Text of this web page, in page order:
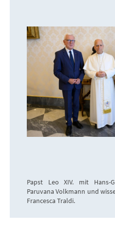
Papst Leo XIV. mit Hans-
Paruvana Volkmann und
Francesca Traldi.